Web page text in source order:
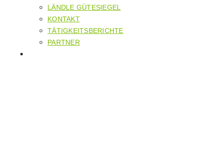
LÄNDLE GÜTESIEGEL
KONTAKT
TÄTIGKEITSBERICHTE
PARTNER